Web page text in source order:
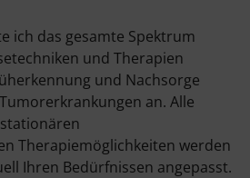
ich das gesamte Spektrum
und Therapien
und Nachsorge
an. Alle
Therapiemöglichkeiten werden
Ihren Bedürfnissen angepasst.